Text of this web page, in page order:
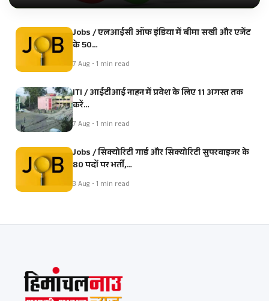
Jobs / एलआईसी ऑफ इंडिया में बीमा सखी और एजेंट
के 50…
7 Aug • 1 min read
ITI / आईटीआई नाहन में प्रवेश के लिए 11 अगस्त तक
करें…
7 Aug • 1 min read
Jobs / सिक्योरिटी गार्ड और सिक्योरिटी सुपरवाइजर के
80 पदों पर भर्ती,…
3 Aug • 1 min read